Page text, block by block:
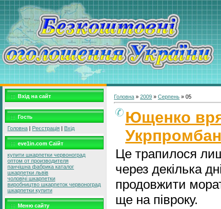
Вхід на сайт
Гость
Головна | Реєстрація | Вхід
eve1in.com Саїйт
купити шкарпетки червоноград
оптом от производителя
панчішна фабрика каталог
шкарпетки львів
чоловічі шкарпетки
виробництво шкарпеток червоноград
шкарпетки купити
Меню сайту
Головна » 2009 » Серпень » 05
Ющенко
Це трапилося
через декілька
продовжити
ще на півроку.